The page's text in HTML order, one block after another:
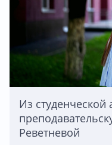
Из
Реветневой